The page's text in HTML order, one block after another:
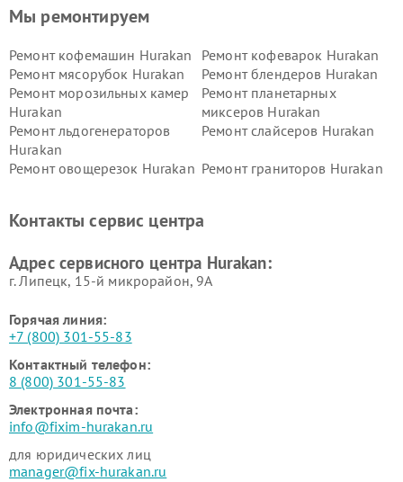
Мы ремонтируем
Ремонт кофемашин Hurakan
Ремонт кофеварок Hurakan
Ремонт мясорубок Hurakan
Ремонт блендеров Hurakan
Ремонт морозильных камер
Hurakan
Ремонт планетарных
миксеров Hurakan
Ремонт льдогенераторов
Hurakan
Ремонт слайсеров Hurakan
Ремонт овощерезок Hurakan Ремонт граниторов Hurakan
Hurakan
Контакты сервис центра
Адрес сервисного центра Hurakan:
г. Липецк, 15-й микрорайон, 9А
Горячая линия:
+7 (800) 301-55-83
Контактный телефон:
8 (800) 301-55-83
Электронная почта:
info@fixim-hurakan.ru
для юридических лиц
manager@fix-hurakan.ru